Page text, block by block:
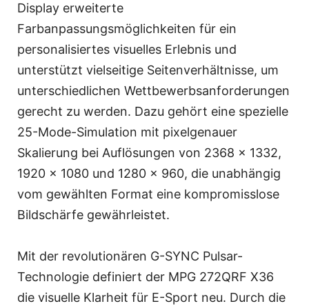
Display erweiterte
Farbanpassungsmöglichkeiten für ein
personalisiertes visuelles Erlebnis und
unterstützt vielseitige Seitenverhältnisse, um
unterschiedlichen Wettbewerbsanforderungen
gerecht zu werden. Dazu gehört eine spezielle
25-Mode-Simulation mit pixelgenauer
Skalierung bei Auflösungen von 2368 x 1332,
1920 x 1080 und 1280 x 960, die unabhängig
vom gewählten Format eine kompromisslose
Bildschärfe gewährleistet.
Mit der revolutionären G-SYNC Pulsar-
Technologie definiert der MPG 272QRF X36
die visuelle Klarheit für E-Sport neu. Durch die